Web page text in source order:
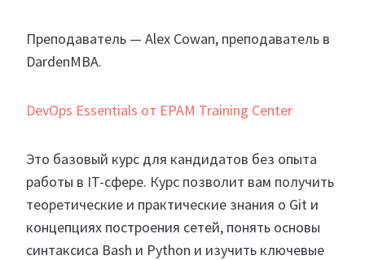
Преподаватель — Alex Cowan, преподаватель в
DardenMBA.
DevOps Essentials от EPAM Training Center
Это базовый курс для кандидатов без опыта
работы в IT-сфере. Курс позволит вам получить
теоретические и практические знания о Git и
концепциях построения сетей, понять основы
синтаксиса Bash и Python и изучить ключевые